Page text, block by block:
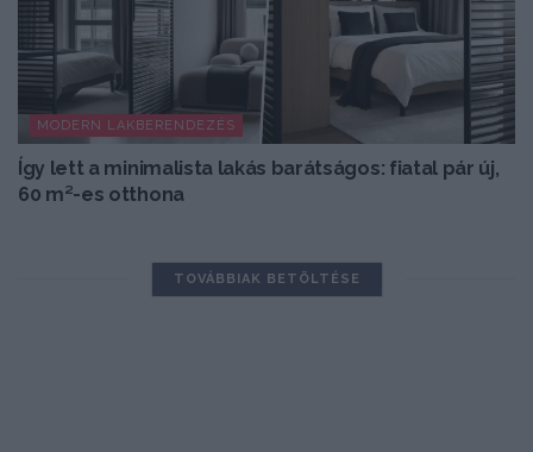
MODERN LAKBERENDEZÉS
Így lett a minimalista lakás barátságos: fiatal pár új,
60 m²-es otthona
TOVÁBBIAK BETÖLTÉSE